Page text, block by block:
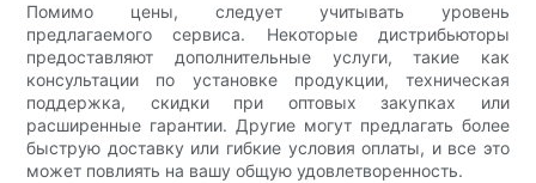
Помимо цены, следует учитывать уровень
предлагаемого сервиса. Некоторые дистрибьюторы
предоставляют дополнительные услуги, такие как
консультации по установке продукции, техническая
поддержка, скидки при оптовых закупках или
расширенные гарантии. Другие могут предлагать более
быструю доставку или гибкие условия оплаты, и все это
может повлиять на вашу общую удовлетворенность.